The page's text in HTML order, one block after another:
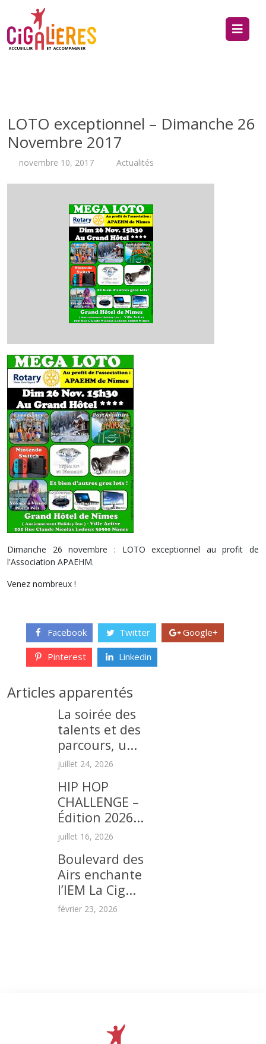
LOTO exceptionnel – Dimanche 26
Novembre 2017
novembre 10, 2017 Actualités
Dimanche 26 novembre : LOTO exceptionnel au profit de
l'Association APAEHM.
Venez nombreux !
Facebook Twitter Google+
Pinterest Linkedin
Articles apparentés
La soirée des
talents et des
parcours, u...
juillet 24, 2026
HIP HOP
CHALLENGE –
Édition 2026...
juillet 16, 2026
Boulevard des
Airs enchante
l’IEM La Cig...
février 23, 2026